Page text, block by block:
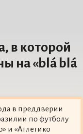
в которой
на «blá blá
в преддверии
по футболу
и «Атлетико